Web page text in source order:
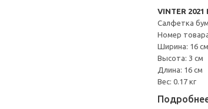
VINTER
Салфетка
Номер
Ширина: 16 см
Высота: 3 см
Длина: 16 см
Вес: 0.17 кг